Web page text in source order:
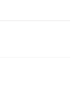
via X -
nieuwsbericht via
dit nieuwsbericht
dit